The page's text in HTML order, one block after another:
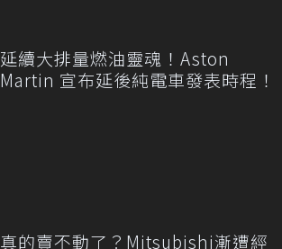
延續大排量燃油靈魂！Aston
Martin 宣布延後純電車發表時程！
真的賣不動了？Mitsubishi漸遭經